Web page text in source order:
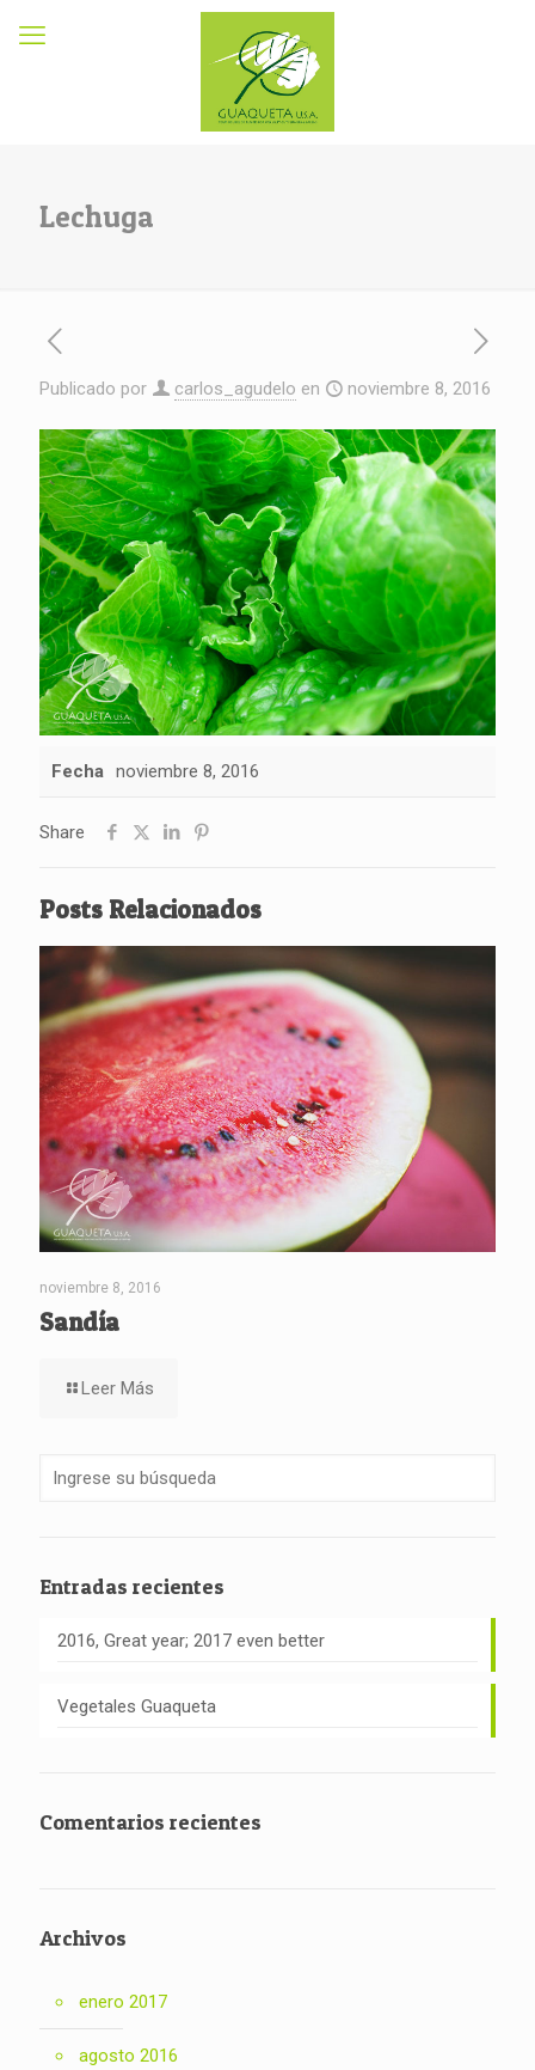
Lechuga
Publicado por carlos_agudelo en noviembre 8, 2016
Fecha noviembre 8, 2016
Share
Posts Relacionados
noviembre 8, 2016
Sandía
Leer Más
Entradas recientes
2016, Great year; 2017 even better
Vegetales Guaqueta
Comentarios recientes
Archivos
enero 2017
agosto 2016